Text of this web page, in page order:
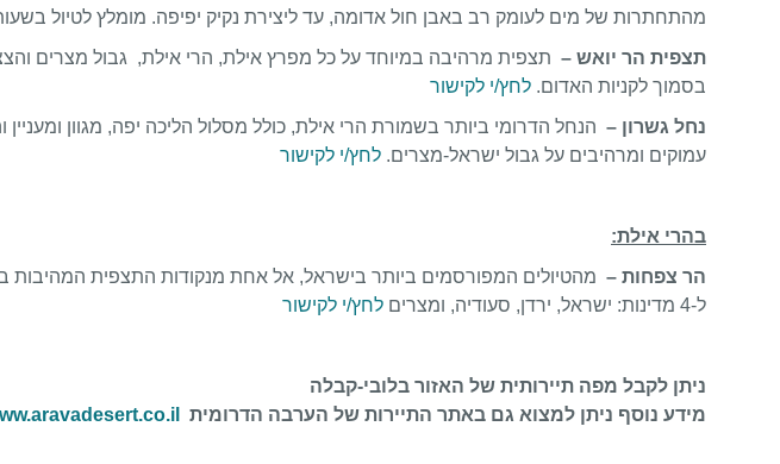
מהתחתרות של מים לעומק רב באבן חול אדומה, עד ליצירת נקיק יפיפה. מומלץ לטיול
תצפית הר יואש – תצפית מרהיבה במיוחד על כל מפרץ אילת, הרי אילת, גבול מצרים
בסמוך לקניות האדום. לחץ/י לקישור
נחל גשרון – הנחל הדרומי ביותר בשמורת הרי אילת, כולל מסלול הליכה יפה, מגוון
עמוקים ומרהיבים על גבול ישראל-מצרים. לחץ/י לקישור
בהרי אילת:
הר צפחות – מהטיולים המפורסמים ביותר בישראל, אל אחת מנקודות התצפית המהיבות
ל-4 מדינות: ישראל, ירדן, סעודיה, ומצרים
לחץ/י לקישור
ניתן לקבל מפה תיירותית של האזור בלובי-קבלה
מידע נוסף ניתן למצוא גם באתר התיירות של הערבה הדרומית